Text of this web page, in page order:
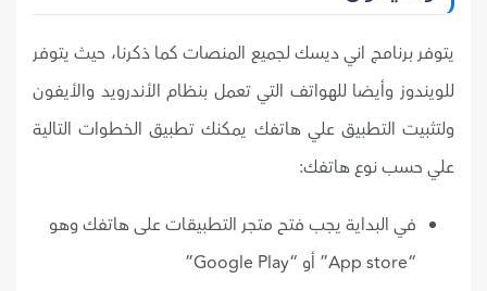
يتوفر برنامج اني ديسك لجميع المنصات كما ذكرنا، حيث يتوفر
للويندوز وأيضا للهواتف التي تعمل بنظام الأندرويد والأيفون
ولتثبيت التطبيق علي هاتفك يمكنك تطبيق الخطوات التالية
علي حسب نوع هاتفك:
في البداية يجب فتح متجر التطبيقات على هاتفك وهو
“App store” أو “Google Play”